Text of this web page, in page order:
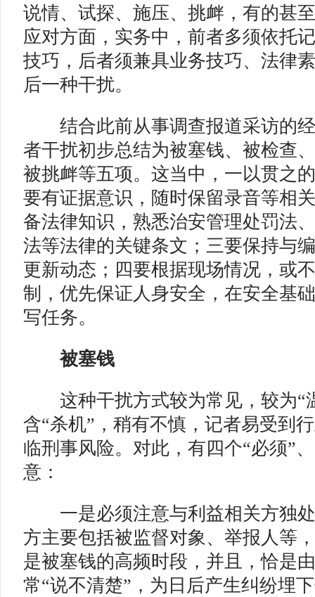
说情、试探、施压、挑衅，有的甚
应对方面，实务中，前者多须依托
技巧，后者须兼具业务技巧、法律
后一种干扰。
结合此前从事调查报道采访的经
者干扰初步总结为被塞钱、被检查
被挑衅等五项。这当中，一以贯之
要有证据意识，随时保留录音等相
备法律知识，熟悉治安管理处罚法
法等法律的关键条文；三要保持与
更新动态；四要根据现场情况，或
制，优先保证人身安全，在安全基
写任务。
被塞钱
这种干扰方式较为常见，较为“
含“杀机”，稍有不慎，记者易受到
临刑事风险。对此，有四个“必须”
意：
一是必须注意与利益相关方独
方主要包括被监督对象、举报人等
是被塞钱的高频时段，并且，恰是
常“说不清楚”，为日后产生纠纷埋